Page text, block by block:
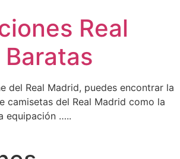
Real
del Real Madrid, puedes encontrar la
camisetas del Real Madrid como la
equipación …..